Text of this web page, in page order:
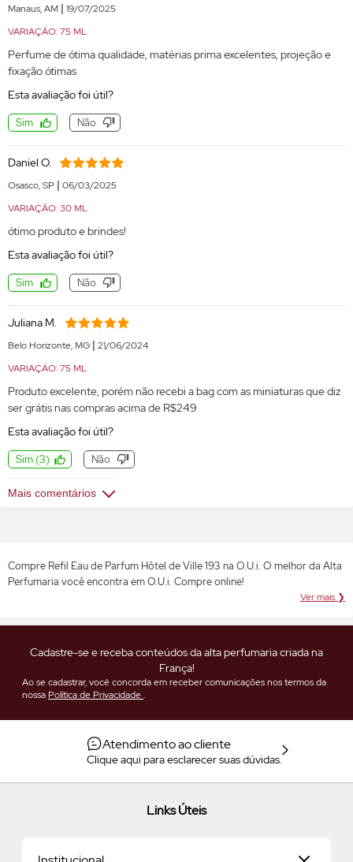
Manaus, AM | 19/07/2025
VARIAÇÃO: 75 ML
Perfume de ótima qualidade, matérias prima excelentes, projeção e
fixação ótimas
Esta avaliação foi útil?
Sim Não
Daniel O.
Osasco, SP | 06/03/2025
VARIAÇÃO: 30 ML
ótimo produto e brindes!
Esta avaliação foi útil?
Sim Não
Juliana M.
Belo Horizonte, MG | 21/06/2024
VARIAÇÃO: 75 ML
Produto excelente, porém não recebi a bag com as miniaturas que diz
ser grátis nas compras acima de R$249
Esta avaliação foi útil?
Sim(3) Não
Mais comentários
Compre Refil Eau de Parfum Hôtel de Ville 193 na O.U.i. O melhor da Alta
Perfumaria você encontra em O.U.i. Compre online!
Ver mais ❯
Cadastre-se e receba conteúdos da alta perfumaria criada na
França!
Ao se cadastrar, você concorda em receber comunicações nos termos da
nossa Política de Privacidade.
Atendimento ao cliente
Clique aqui para esclarecer suas dúvidas.
Links Úteis